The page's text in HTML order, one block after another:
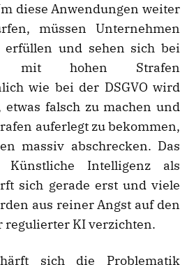
diese Anwendungen weiter
müssen Unternehmen
erfüllen und sehen sich bei
mit hohen Strafen
wie bei der DSGVO wird
etwas falsch zu machen und
auferlegt zu bekommen,
massiv abschrecken. Das
Künstliche Intelligenz als
sich gerade erst und viele
aus reiner Angst auf den
regulierter KI verzichten.
sich die Problematik